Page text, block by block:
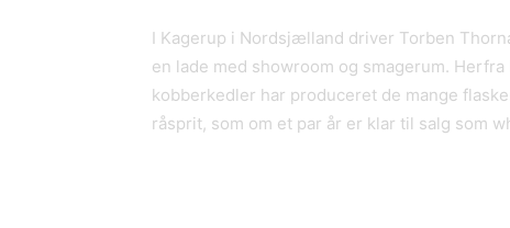
I Kagerup i Nordsjælland driver Torben
en lade med showroom og smagerum.
kobberkedler har produceret de mange
råsprit, som om et par år er klar til salg som